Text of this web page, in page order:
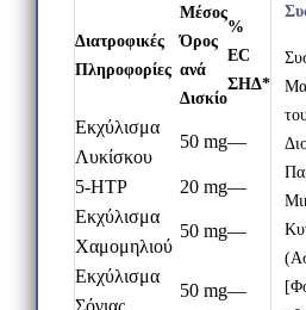
Διατροφικές
Πληροφορίες
Μέσος
Όρος
ανά
Δισκίο
%
EC
ΣΗΔ*
Εκχύλισμα
Λυκίσκου
50 mg—
5-HTP 20 mg—
Εκχύλισμα
Χαμομηλιού
50 mg—
Εκχύλισμα
Σόγιας
50 mg—